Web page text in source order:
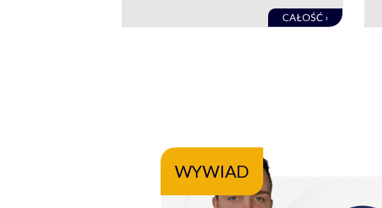
CAŁOŚĆ ›
WYWIAD